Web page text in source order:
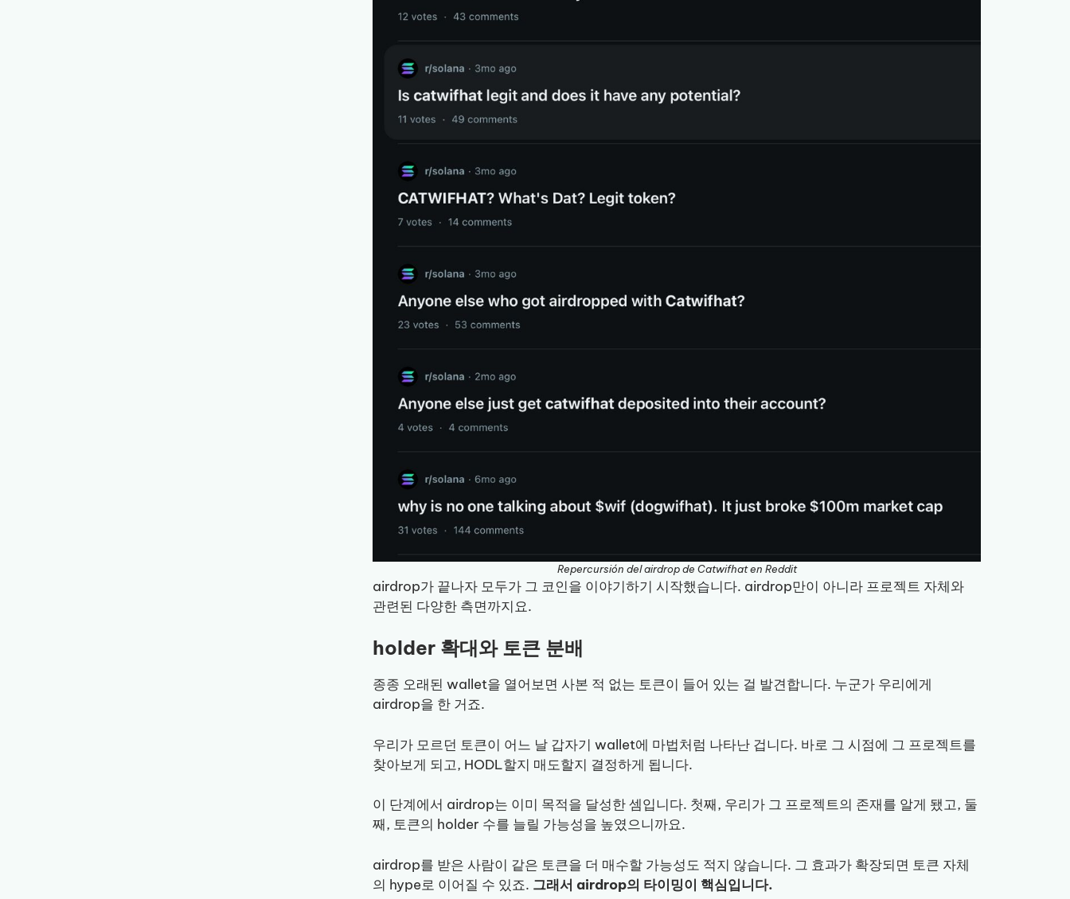
Repercursión del airdrop de Catwifhat en Reddit
airdrop가 끝나자 모두가 그 코인을 이야기하기 시작했습니다. airdrop만이 아니라 프로젝트 자체와
관련된 다양한 측면까지요.
holder 확대와 토큰 분배
종종 오래된 wallet을 열어보면 사본 적 없는 토큰이 들어 있는 걸 발견합니다. 누군가 우리에게
airdrop을 한 거죠.
우리가 모르던 토큰이 어느 날 갑자기 wallet에 마법처럼 나타난 겁니다. 바로 그 시점에 그 프로젝트를
찾아보게 되고, HODL할지 매도할지 결정하게 됩니다.
이 단계에서 airdrop는 이미 목적을 달성한 셈입니다. 첫째, 우리가 그 프로젝트의 존재를 알게 됐고, 둘
째, 토큰의 holder 수를 늘릴 가능성을 높였으니까요.
airdrop를 받은 사람이 같은 토큰을 더 매수할 가능성도 적지 않습니다. 그 효과가 확장되면 토큰 자체
의 hype로 이어질 수 있죠. 그래서 airdrop의 타이밍이 핵심입니다.